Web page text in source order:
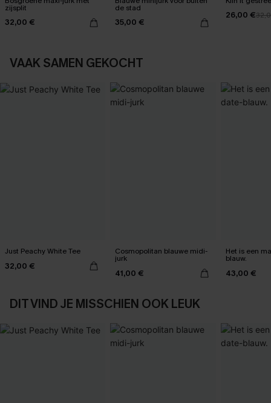
zijsplit
32,00 €
de stad
35,00 €
26,00 €
VAAK SAMEN GEKOCHT
Just Peachy White Tee
32,00 €
Cosmopolitan blauwe midi-
jurk
41,00 €
Het is een
blauw.
43,00 €
DIT VIND JE MISSCHIEN OOK LEUK